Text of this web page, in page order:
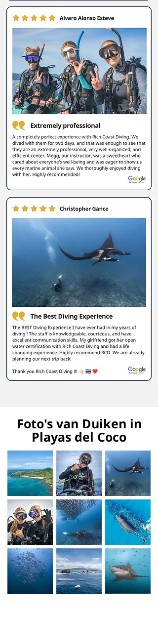
hebben we het beste zicht en warm water van
april tot november. En van november tot maart
kunnen de onderwateromstandigheden wat
onvoorspelbaarder zijn. Met kouder water (24-
graden Celsius) en voedselrijker water met
minder zicht. Toch is er altijd zeeleven
en het voedselrijke water van de Stille Oceaan
brengt in het droge seizoen (november tot
talloze soorten roggen naar onze duikplekken.
En zelfs de kans om reuzenmanta's bij
Islands te zien!Dus welke maand je ook kiest
te duiken, snorkelen of te trainen, we zorgen
ervoor dat we samen onvergetelijke
onderwateravonturen beleven.
Foto's van Duiken in
Playas del Coco